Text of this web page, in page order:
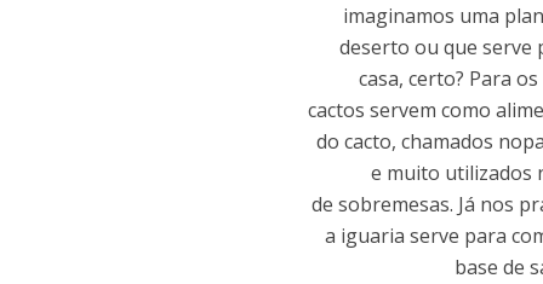
imaginamos uma
deserto ou que serve
casa, certo? Para
cactos servem como
do cacto, chamados
e muito utilizados
de sobremesas. Já nos
a iguaria serve para
base de